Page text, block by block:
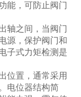
能，可防止阀门
轴之间，当阀门
源，保护阀门和
子式力矩检测是
位置，通常采用
电位器结构简